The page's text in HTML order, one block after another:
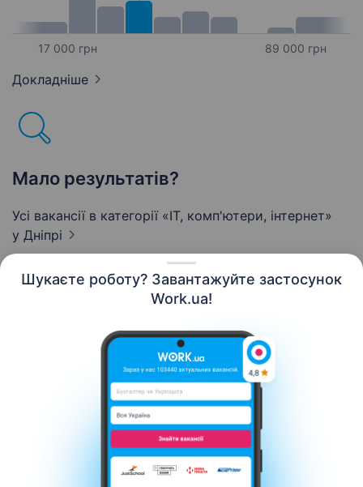
Шукаєте роботу? Завантажуйте застосунок
Work.ua!
17 000 грн 89 000 грн
Докладніше
Мало результатів?
Усі вакансії в категорії «IT, комп'ютери, інтернет»
у Дніпрі
Контакти Про нас
Кар’єра
Допомога Умови використання